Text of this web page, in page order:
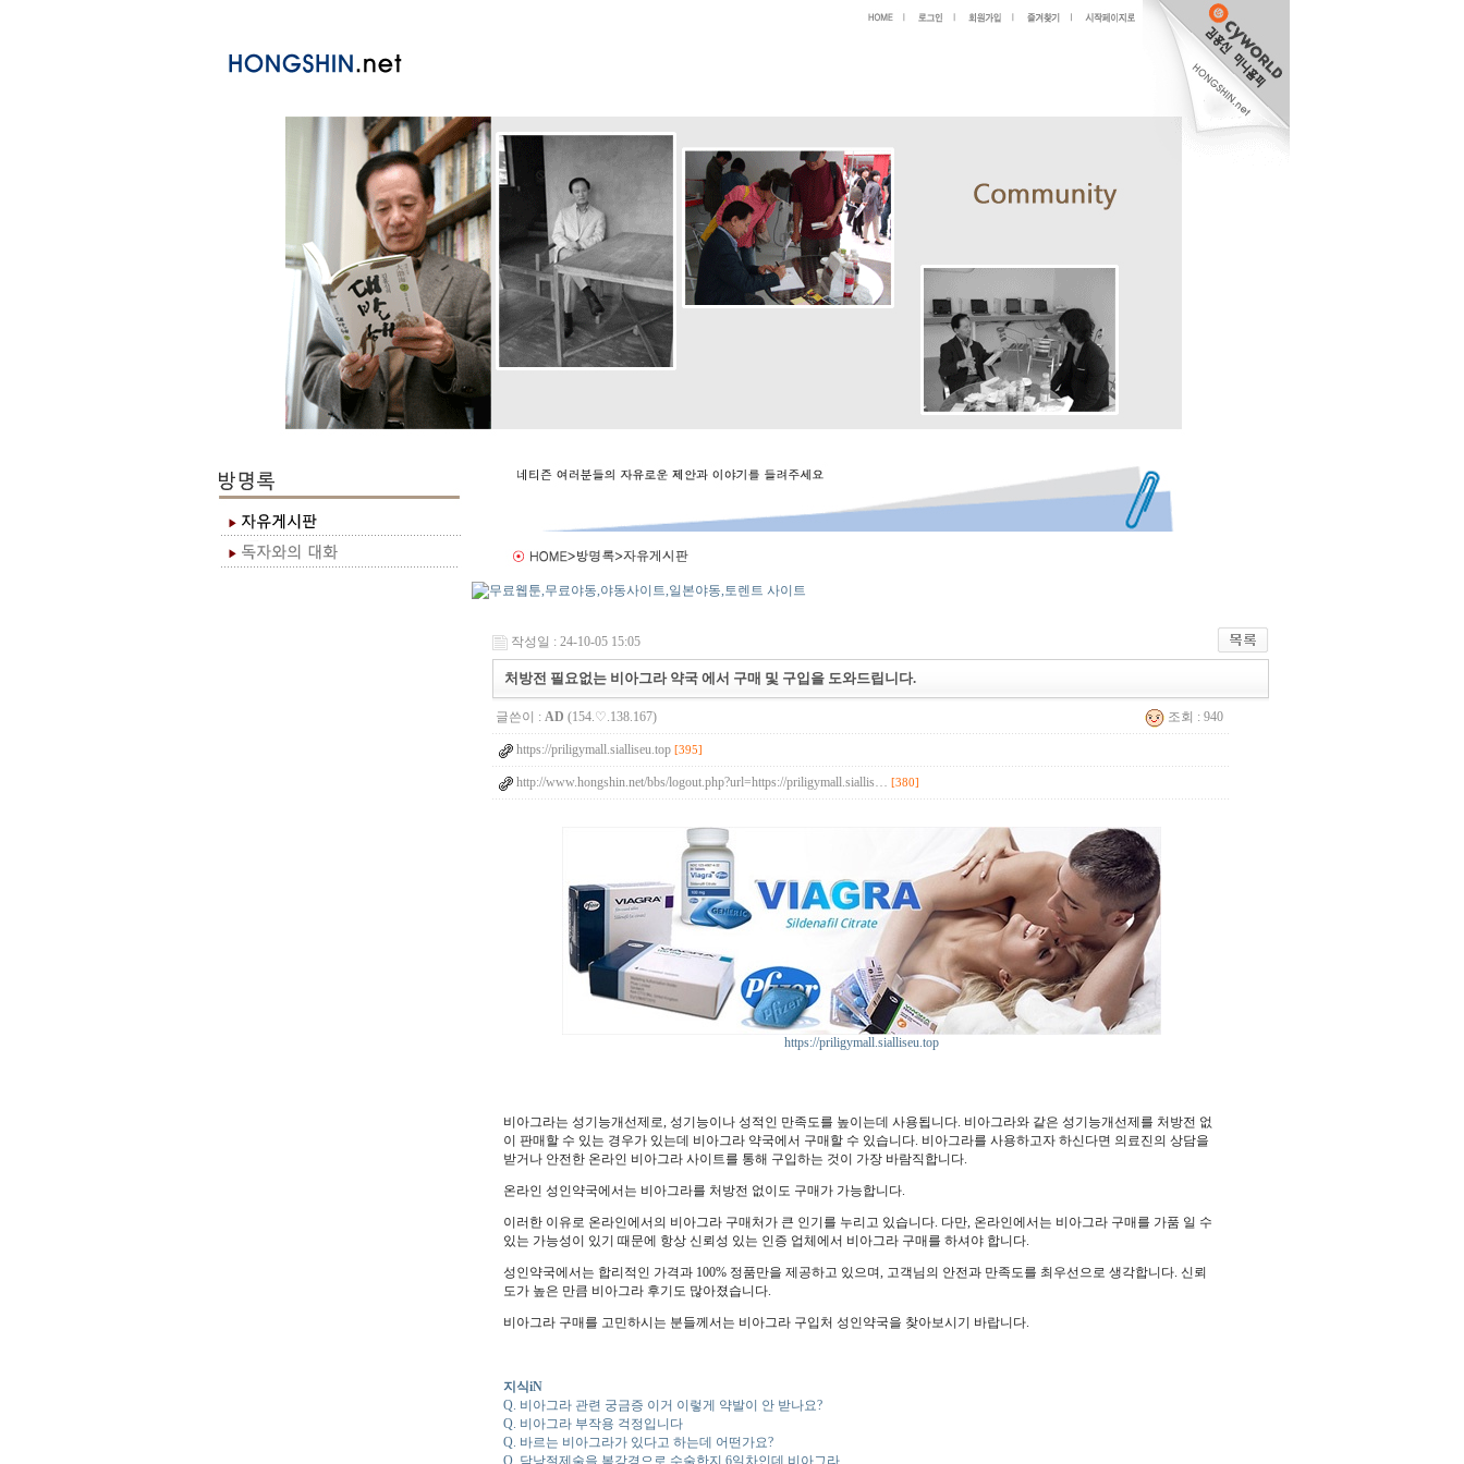
작성일 : 24-10-05 15:05
처방전 필요없는 비아그라 약국 에서 구매 및 구입을 도와드립니다.
글쓴이 : AD (154.♡.138.167) 조회 : 940
https://priligymall.sialliseu.top [395]
http://www.hongshin.net/bbs/logout.php?url=https://priligymall.siallis… [380]
https://priligymall.sialliseu.top
비아그라는 성기능개선제로, 성기능이나 성적인 만족도를 높이는데 사용됩니다. 비아그라와 같은 성기능개선제를 처방전 없
이 판매할 수 있는 경우가 있는데 비아그라 약국에서 구매할 수 있습니다. 비아그라를 사용하고자 하신다면 의료진의 상담을
받거나 안전한 온라인 비아그라 사이트를 통해 구입하는 것이 가장 바람직합니다.
온라인 성인약국에서는 비아그라를 처방전 없이도 구매가 가능합니다.
이러한 이유로 온라인에서의 비아그라 구매처가 큰 인기를 누리고 있습니다. 다만, 온라인에서는 비아그라 구매를 가품 일 수
있는 가능성이 있기 때문에 항상 신뢰성 있는 인증 업체에서 비아그라 구매를 하셔야 합니다.
성인약국에서는 합리적인 가격과 100% 정품만을 제공하고 있으며, 고객님의 안전과 만족도를 최우선으로 생각합니다. 신뢰
도가 높은 만큼 비아그라 후기도 많아졌습니다.
비아그라 구매를 고민하시는 분들께서는 비아그라 구입처 성인약국을 찾아보시기 바랍니다.
지식iN
Q. 비아그라 관련 궁금증 이거 이렇게 약발이 안 받나요?
Q. 비아그라 부작용 걱정입니다
Q. 바르는 비아그라가 있다고 하는데 어떤가요?
Q. 담낭절제술을 복강경으로 수술한지 6일차인데 비아그라...